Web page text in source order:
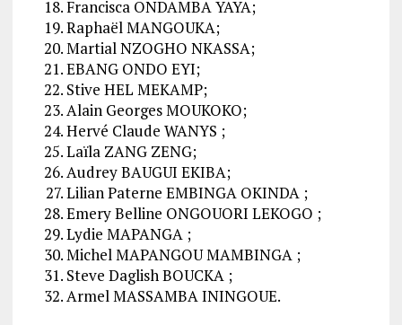
Francisca ONDAMBA YAYA;
Raphaël MANGOUKA;
Martial NZOGHO NKASSA;
EBANG ONDO EYI;
Stive HEL MEKAMP;
Alain Georges MOUKOKO;
Hervé Claude WANYS ;
Laïla ZANG ZENG;
Audrey BAUGUI EKIBA;
Lilian Paterne EMBINGA OKINDA ;
Emery Belline ONGOUORI LEKOGO ;
Lydie MAPANGA ;
Michel MAPANGOU MAMBINGA ;
Steve Daglish BOUCKA ;
Armel MASSAMBA ININGOUE.